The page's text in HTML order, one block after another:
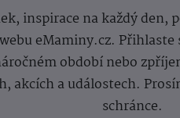
inspirace na každý den,
eMaminy.cz.
období nebo
akcích a událostech.
schránce.